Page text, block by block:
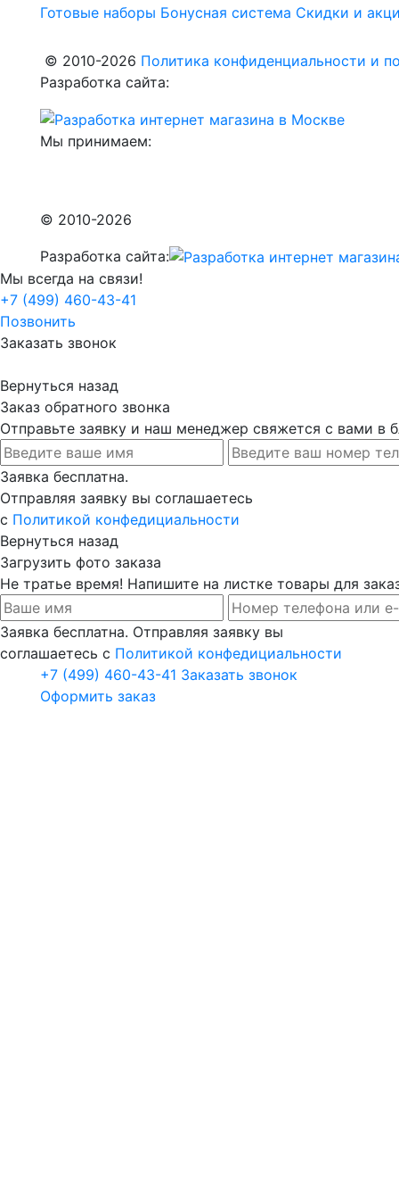
Готовые наборы Бонусная система Скидки и
© 2010-2026 Политика конфиденциальности и
Разработка сайта:
Мы принимаем:
© 2010-2026
Разработка сайта:
Мы всегда на связи!
+7 (499) 460-43-41
Позвонить
Заказать звонок
Вернуться назад
Заказ обратного звонка
Отправьте заявку и наш менеджер свяжется с вами в
Заявка бесплатна.
Отправляя заявку вы соглашаетесь
с Политикой конфедициальности
Вернуться назад
Загрузить фото заказа
Не тратье время! Напишите на листке товары для
Заявка бесплатна. Отправляя заявку вы
соглашаетесь с Политикой конфедициальности
+7 (499) 460-43-41 Заказать звонок
Оформить заказ